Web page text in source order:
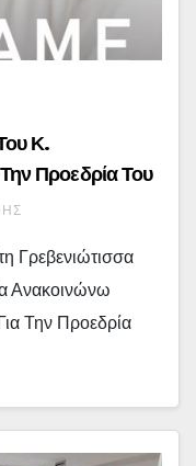
Κ.
Προεδρία Του
Γρεβενιώτισσα
Ανακοινώνω
Την Προεδρία